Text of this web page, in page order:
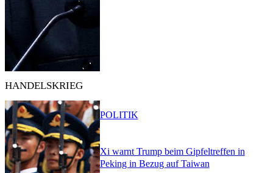
HANDELSKRIEG
Xi warnt Trump beim Gipfeltreffen in
Peking in Bezug auf Taiwan
POLITIK